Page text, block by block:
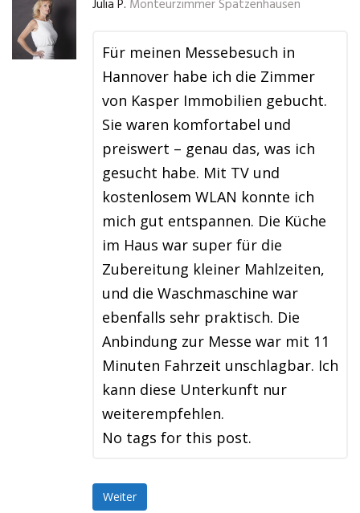
Julia P. Monteurzimmer Spatzenhausen
Für meinen Messebesuch in
Hannover habe ich die Zimmer
von Kasper Immobilien gebucht.
Sie waren komfortabel und
preiswert – genau das, was ich
gesucht habe. Mit TV und
kostenlosem WLAN konnte ich
mich gut entspannen. Die Küche
im Haus war super für die
Zubereitung kleiner Mahlzeiten,
und die Waschmaschine war
ebenfalls sehr praktisch. Die
Anbindung zur Messe war mit 11
Minuten Fahrzeit unschlagbar. Ich
kann diese Unterkunft nur
weiterempfehlen.
No tags for this post.
Weiter